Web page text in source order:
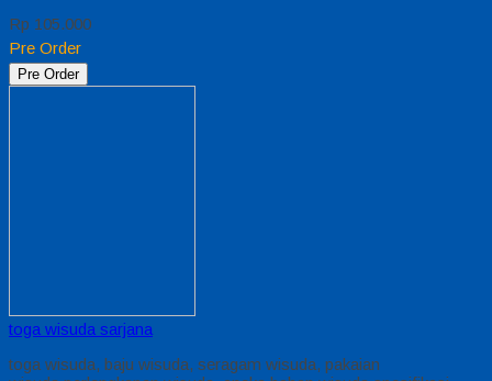
Rp 105.000
Pre Order
Pre Order
toga wisuda sarjana
toga wisuda, baju wisuda, seragam wisuda, pakaian